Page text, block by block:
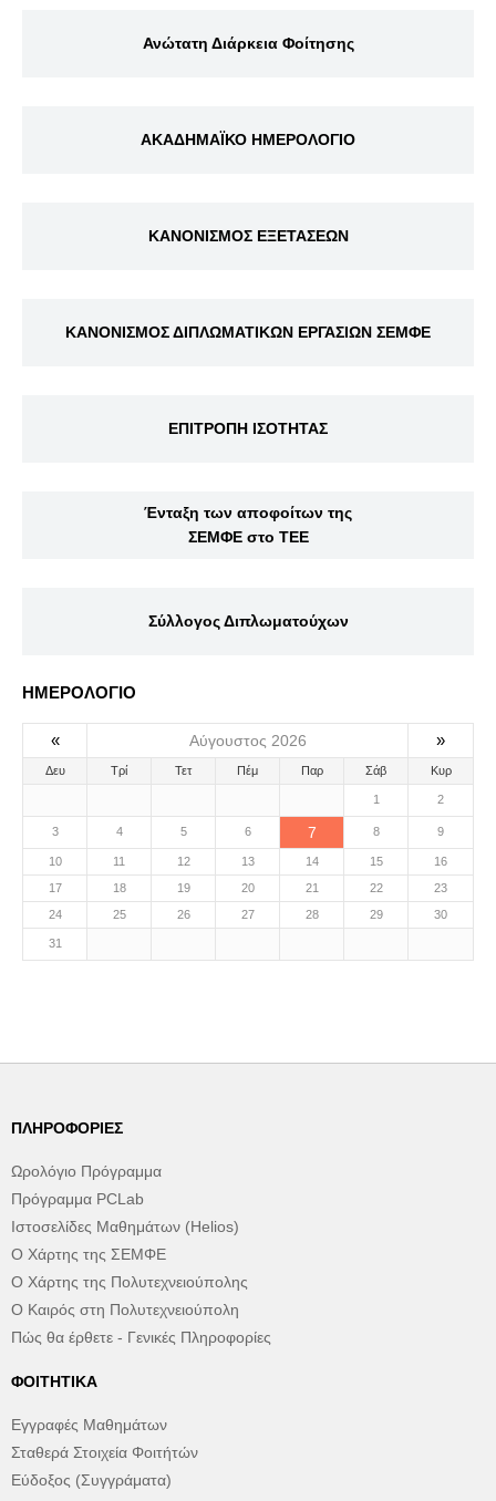
Ανώτατη Διάρκεια Φοίτησης
ΑΚΑΔΗΜΑΪΚΟ ΗΜΕΡΟΛΟΓΙΟ
ΚΑΝΟΝΙΣΜΟΣ ΕΞΕΤΑΣΕΩΝ
ΚΑΝΟΝΙΣΜΟΣ ΔΙΠΛΩΜΑΤΙΚΩΝ ΕΡΓΑΣΙΩΝ ΣΕΜΦΕ
ΕΠΙΤΡΟΠΗ ΙΣΟΤΗΤΑΣ
Ένταξη των αποφοίτων της
ΣΕΜΦΕ στο ΤΕΕ
Σύλλογος Διπλωματούχων
ΗΜΕΡΟΛΟΓΙΟ
« Αύγουστος 2026 »
Δευ Τρί Τετ Πέμ Παρ Σάβ Κυρ
1 2
3 4 5 6 7 8 9
10 11 12 13 14 15
16
17
18 19 20 21 22
23
24
25 26 27 28 29 30
31
ΠΛΗΡΟΦΟΡΊΕΣ
Ωρολόγιο Πρόγραμμα
Πρόγραμμα PCLab
Ιστοσελίδες Μαθημάτων (Helios)
Ο Χάρτης της ΣΕΜΦΕ
Ο Χάρτης της Πολυτεχνειούπολης
Ο Καιρός στη Πολυτεχνειούπολη
Πώς θα έρθετε - Γενικές Πληροφορίες
ΦΟΙΤΗΤΙΚΆ
Εγγραφές Μαθημάτων
Σταθερά Στοιχεία Φοιτήτών
Εύδοξος (Συγγράματα)